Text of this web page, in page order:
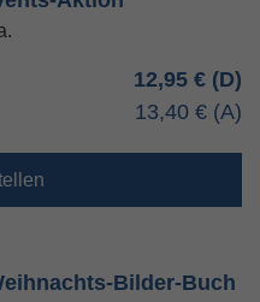
12,95 €
13,40 €
Bilder-Buch